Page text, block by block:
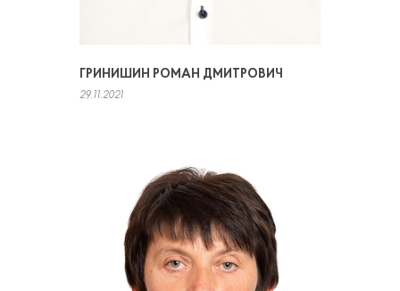
ГРИНИШИН РОМАН ДМИТРОВИЧ
29.11.2021